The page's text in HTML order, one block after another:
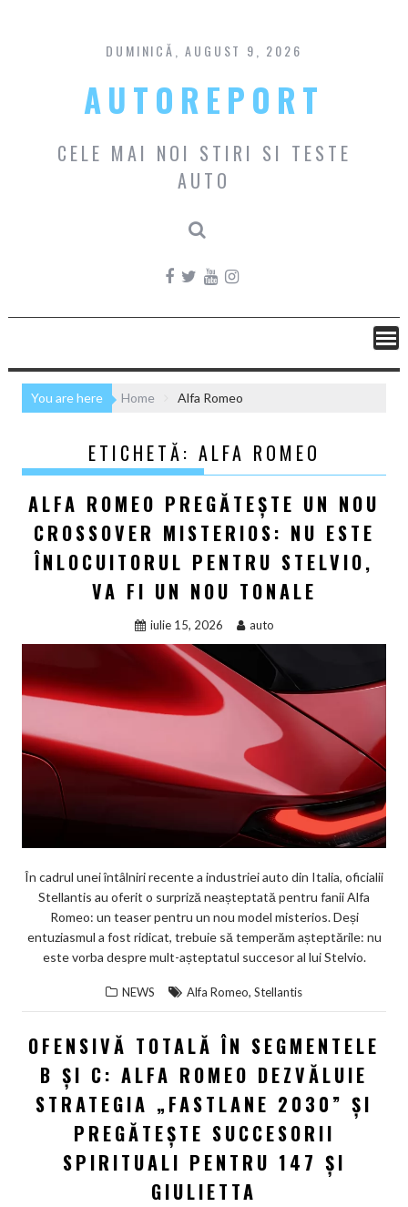
content
DUMINICĂ, AUGUST 9, 2026
AUTOREPORT
CELE MAI NOI STIRI SI TESTE
AUTO
You are here Home Alfa Romeo
ETICHETĂ: ALFA ROMEO
ALFA ROMEO PREGĂTEȘTE UN NOU
CROSSOVER MISTERIOS: NU ESTE
ÎNLOCUITORUL PENTRU STELVIO,
VA FI UN NOU TONALE
iulie 15, 2026 auto
În cadrul unei întâlniri recente a industriei auto din Italia, oficialii
Stellantis au oferit o surpriză neașteptată pentru fanii Alfa
Romeo: un teaser pentru un nou model misterios. Deși
entuziasmul a fost ridicat, trebuie să temperăm așteptările: nu
este vorba despre mult-așteptatul succesor al lui Stelvio.
NEWS Alfa Romeo, Stellantis
OFENSIVĂ TOTALĂ ÎN SEGMENTELE
B ȘI C: ALFA ROMEO DEZVĂLUIE
STRATEGIA „FASTLANE 2030” ȘI
PREGĂTEȘTE SUCCESORII
SPIRITUALI PENTRU 147 ȘI
GIULIETTA